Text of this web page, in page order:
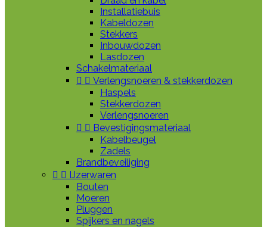
Installatiebuis
Kabeldozen
Stekkers
Inbouwdozen
Lasdozen
Schakelmateriaal
  Verlengsnoeren & stekkerdozen
Haspels
Stekkerdozen
Verlengsnoeren
  Bevestigingsmateriaal
Kabelbeugel
Zadels
Brandbeveiliging
  IJzerwaren
Bouten
Moeren
Pluggen
Spijkers en nagels